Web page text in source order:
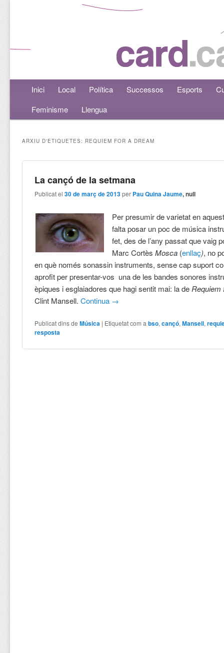
Menú principalAneu al contingut principal
Aneu al contingut secundari
Inici Local Política Successos Esports
Feminisme
Llengua
ARXIU D'ETIQUETES: REQUIEM FOR A DREAM
La cançó de la setmana
Publicat el30 de març de 2013 per Pau Quina Jaume, null
Per presumir de varietat en
falta posar un poc de música
fet, des de l’any passat que vaig
Marc Cortès Mosca (enllaç), no
en què només sonassin instruments, sense cap suport
aprofit per presentar-vos una de les bandes sonores
èpiques i esglaiadores que hagi sentit mai: la de Requiem
Clint Mansell.Continua →
Publicat dins de Música | Etiquetat com a bso,cançó,Mansell,
resposta